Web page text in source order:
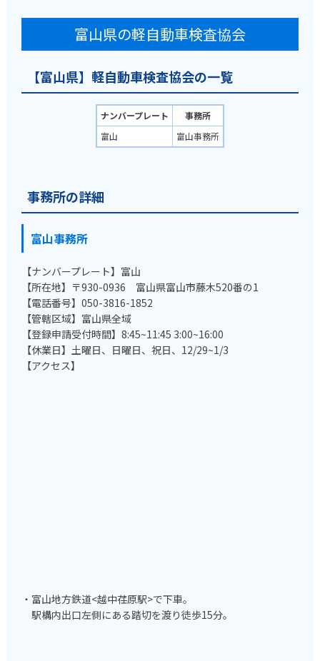
富山県の軽自動車検査協会
【富山県】軽自動車検査協会の一覧
ナンバープレート
事務所
富山
富山事務所
事務所の詳細
富山事務所
【ナンバープレート】富山
【所在地】〒930-0936 富山県富山市藤木520番の1
【電話番号】050-3816-1852
【管轄区域】富山県全域
【登録申請受付時間】8:45~11:45 3:00~16:00
【休業日】土曜日、日曜日、祝日、12/29~1/3
【アクセス】
・富山地方鉄道<越中荏原駅>で下車。
駅構内出口左側にある踏切を渡り徒歩15分。